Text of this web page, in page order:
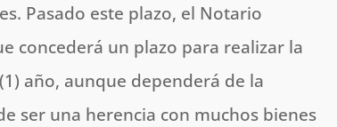
Pasado este plazo, el Notario
concederá un plazo para realizar la
año, aunque dependerá de la
ser una herencia con muchos bienes